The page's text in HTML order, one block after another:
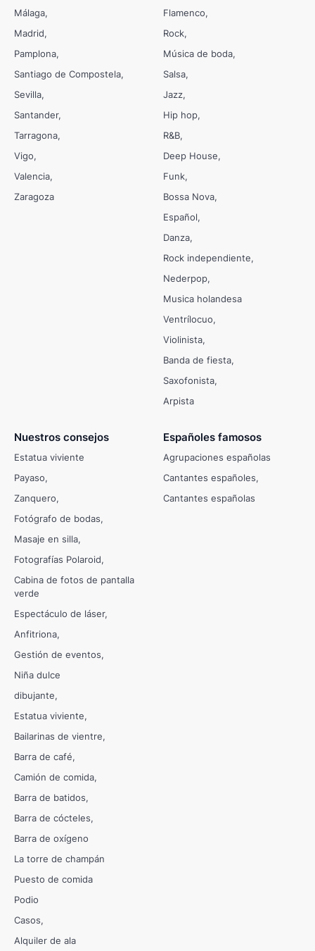
Málaga
Madrid
Pamplona
Santiago de Compostela
Sevilla
Santander
Tarragona
Vigo
Valencia
Zaragoza
Flamenco
Rock
Música de boda
Salsa
Jazz
Hip hop
R&B
Deep House
Funk
Bossa Nova
Español
Danza
Rock independiente
Nederpop
Musica holandesa
Ventrílocuo
Violinista
Banda de fiesta
Saxofonista
Arpista
Nuestros consejos
Estatua viviente
Payaso
Zanquero
Fotógrafo de bodas
Masaje en silla
Fotografías Polaroid
Cabina de fotos de pantalla
verde
Espectáculo de láser
Anfitriona
Gestión de eventos
Niña dulce
dibujante
Estatua viviente
Bailarinas de vientre
Barra de café
Camión de comida
Barra de batidos
Barra de cócteles
Barra de oxígeno
La torre de champán
Puesto de comida
Podio
Casos
Alquiler de ala
Españoles famosos
Agrupaciones españolas
Cantantes españoles
Cantantes españolas